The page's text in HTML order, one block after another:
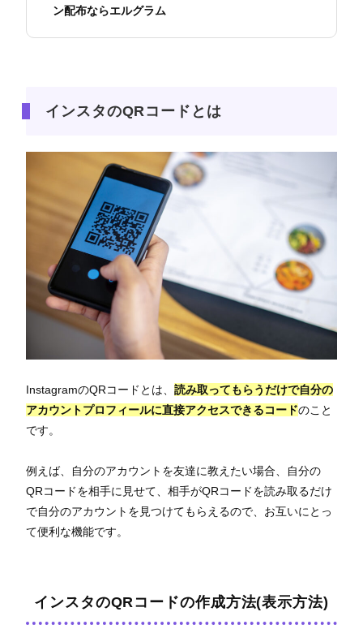
ン配布ならエルグラム
インスタのQRコードとは
InstagramのQRコードとは、 読み取ってもらうだけで自分の
アカウントプロフィールに直接アクセスできるコードのこと
です。
例えば、自分のアカウントを友達に教えたい場合、自分の
QRコードを相手に見せて、相手がQRコードを読み取るだけ
で自分のアカウントを見つけてもらえるので、お互いにとっ
て便利な機能です。
インスタのQRコードの作成方法(表示方法)